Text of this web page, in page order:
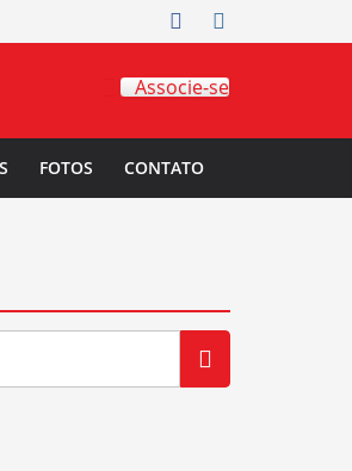
Associe-se
FOTOS CONTATO